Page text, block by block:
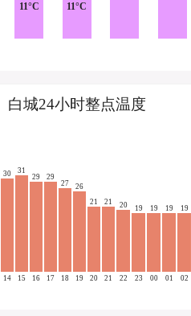
11°C 11°C
白城24小时整点温度
30
14
31
15
29
16
29
17
27
18
26
19
21
20
21
21
20
22
19
23
19
00
19
01
19
02